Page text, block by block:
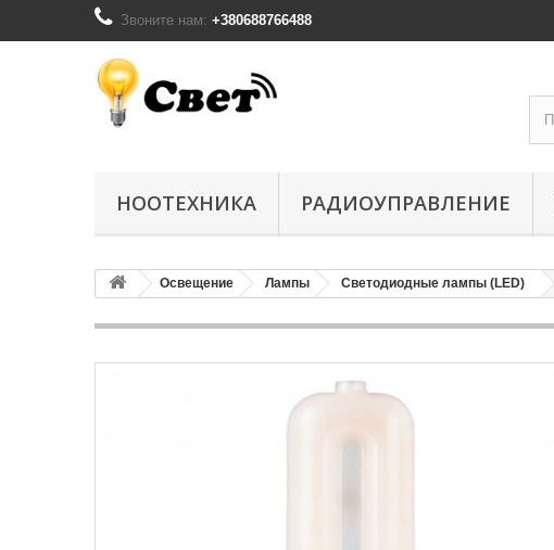
Звоните нам: +380688766488
НООТЕХНИКА РАДИОУПРАВЛЕНИЕ
Освещение Лампы Светодиодные лампы (LED)